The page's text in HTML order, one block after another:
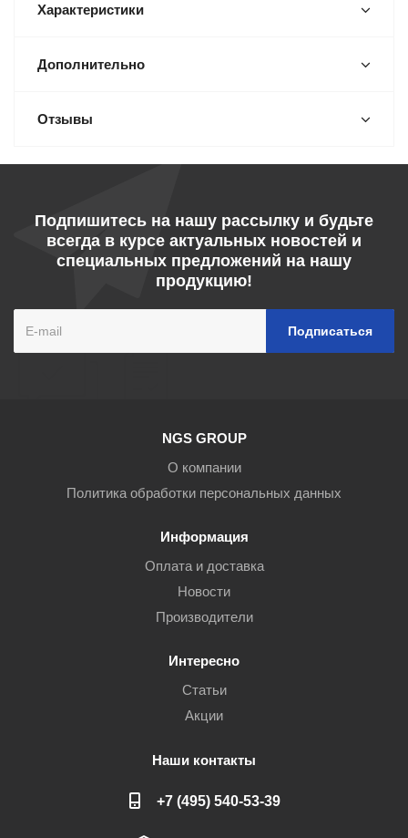
Характеристики
Дополнительно
Отзывы
Подпишитесь на нашу рассылку и будьте
всегда в курсе актуальных новостей и
специальных предложений на нашу
продукцию!
NGS GROUP
О компании
Политика обработки персональных данных
Информация
Оплата и доставка
Новости
Производители
Интересно
Статьи
Акции
Наши контакты
+7 (495) 540-53-39